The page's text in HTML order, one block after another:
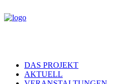
DAS PROJEKT
AKTUELL